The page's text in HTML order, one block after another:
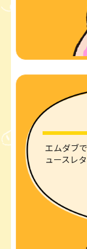
エムダブ
ュースレ